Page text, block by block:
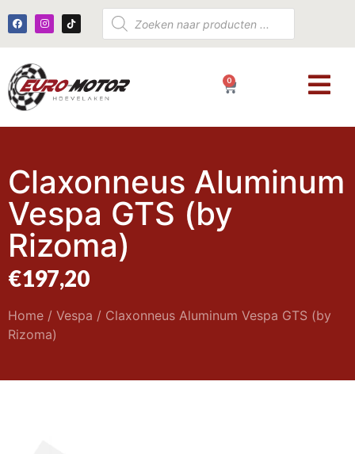
0
Claxonneus Aluminum
Vespa GTS (by
Rizoma)
€197,20
Home / Vespa / Claxonneus Aluminum Vespa GTS (by
Rizoma)